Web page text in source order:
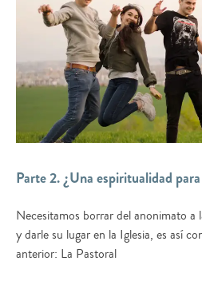
Parte 2. ¿Una espiritualidad
Necesitamos borrar del anonimato a
y darle su lugar en la Iglesia, es así
anterior: La Pastoral